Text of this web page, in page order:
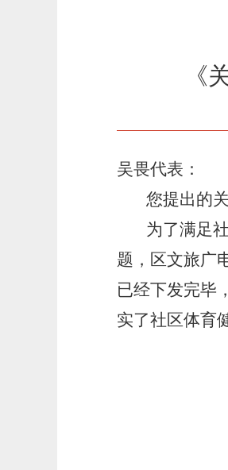
《
吴畏代表：
您提出的
为了满足
题， 区文旅广
已经下发完毕
实了社区体育